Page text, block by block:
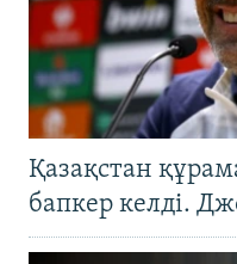
Қазақстан
бапкер келді.